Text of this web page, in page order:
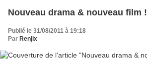
Nouveau drama & nouveau film !
Publié le 31/08/2011 à 19:18
Par Renjix